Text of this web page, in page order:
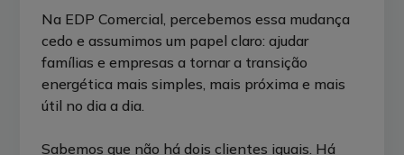
Na EDP Comercial, percebemos essa mudança
cedo e assumimos um papel claro: ajudar
famílias e empresas a tornar a transição
energética mais simples, mais próxima e mais
útil no dia a dia.
Sabemos que não há dois clientes iguais. Há